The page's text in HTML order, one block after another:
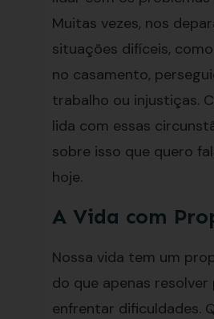
Muitas vezes, nos
situações difíceis,
no casamento,
trabalho ou injustiças.
lida com essas
sobre isso que quero
hoje.
A Vida com
Nossa vida tem um
do que apenas resolver
enfrentar dificuldades.